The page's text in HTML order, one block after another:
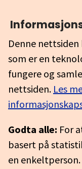
Denne
som er en
fungere og
nettsiden. Les
Godta alle: For
basert på
en enkeltperson.